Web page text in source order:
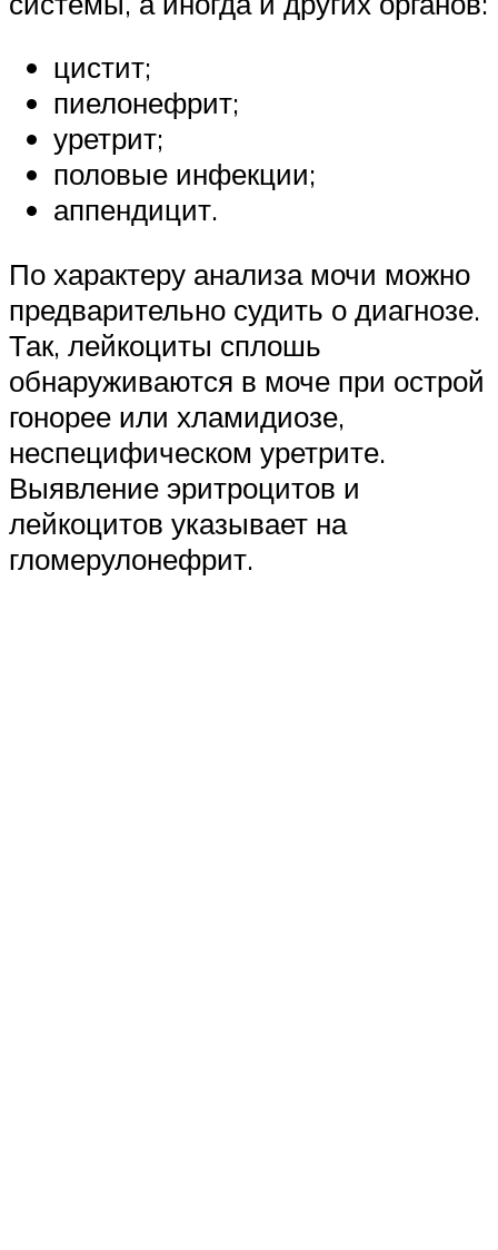
цистит;
пиелонефрит;
уретрит;
половые инфекции;
аппендицит.
По характеру анализа мочи можно
предварительно судить о диагнозе.
Так, лейкоциты сплошь
обнаруживаются в моче при острой
гонорее или хламидиозе,
неспецифическом уретрите.
Выявление эритроцитов и
лейкоцитов указывает на
гломерулонефрит.